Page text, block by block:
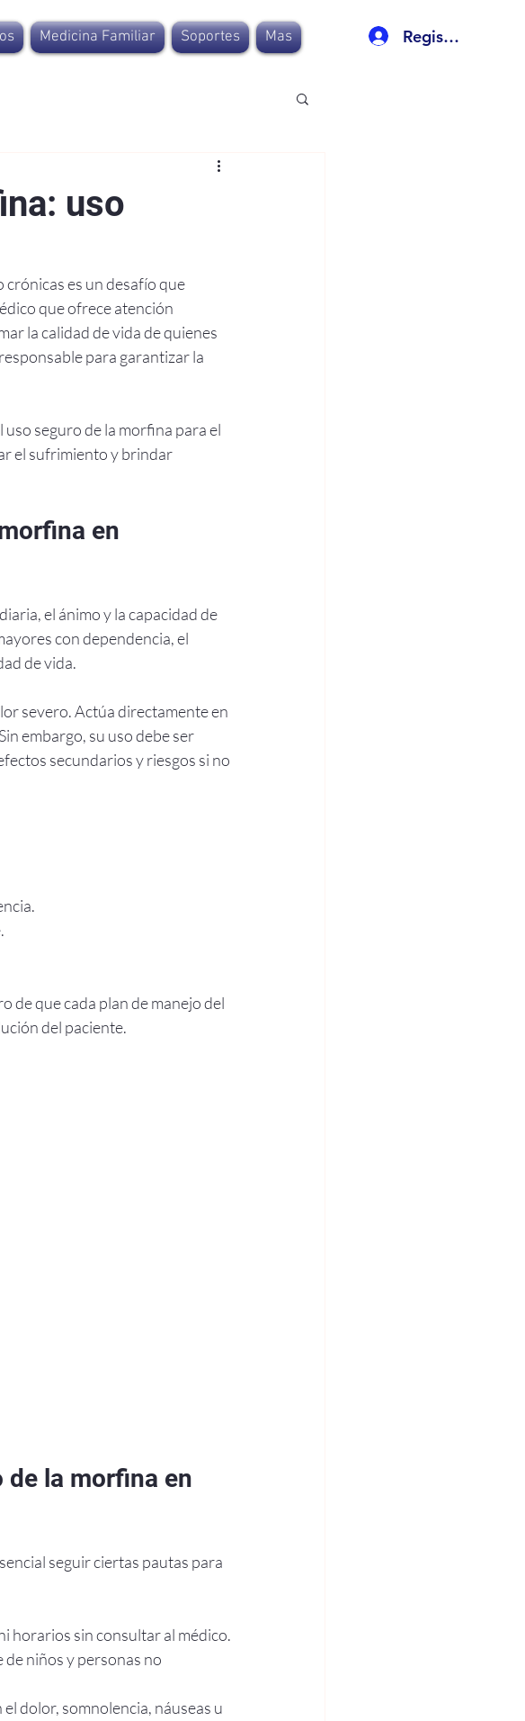
Registro
Medicina Familiar Soportes Mas
uso
crónicas es un desafío que
que ofrece atención
la calidad de vida de quienes
para garantizar la
seguro de la morfina para el
el sufrimiento y brindar
en
el ánimo y la capacidad de
con dependencia, el
de vida.
severo. Actúa directamente en
embargo, su uso debe ser
secundarios y riesgos si no
de que cada plan de manejo del
del paciente.
de la morfina en
seguir ciertas pautas para
horarios sin consultar al médico.
de niños y personas no
dolor, somnolencia, náuseas u